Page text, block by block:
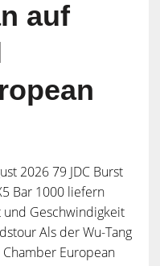
auf
2026 79 JDC Burst
Bar 1000 liefern
und Geschwindigkeit
Als der Wu-Tang
European